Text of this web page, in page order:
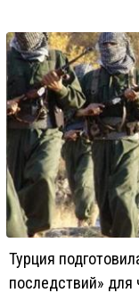
Турция
последствий»